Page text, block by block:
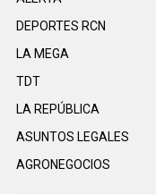
DEPORTES RCN
LA MEGA
TDT
LA REPÚBLICA
ASUNTOS LEGALES
AGRONEGOCIOS